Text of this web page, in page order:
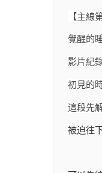
【主線
覺醒的
影片紀
初見的
這段先
被迫往